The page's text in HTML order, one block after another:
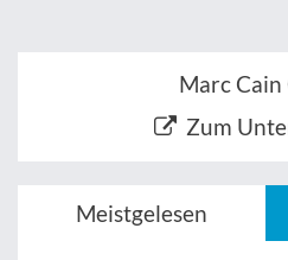
Marc Cain
Zum
Meistgelesen